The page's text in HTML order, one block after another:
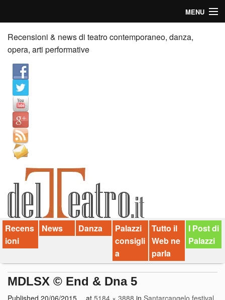
MENU
Home
Recensioni
Anticipazioni
News
Palazzi consiglia
Video
Chi siamo
Contatti
dT in English
Recensioni & news di teatro contemporaneo, danza,
opera, arti performative
Recens
ioni
News Danza
Palazzi
consigli
a
Tutto il
Web ne
parla
I Post di
Palazzi
MDLSX © End & Dna 5
Published 20/06/2015 at 5184 × 3888 in Santarcangelo festival,